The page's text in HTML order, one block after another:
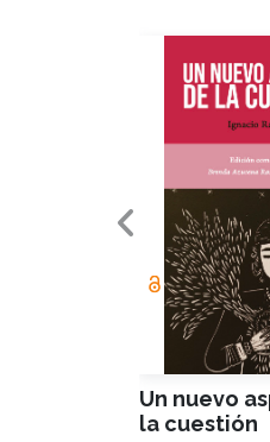
Un nuevo
la cuestión